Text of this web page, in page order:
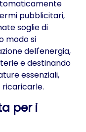
pubblicitari,
soglie di
modo si
dell'energia,
e destinando
essenziali,
ricaricarle.
per i